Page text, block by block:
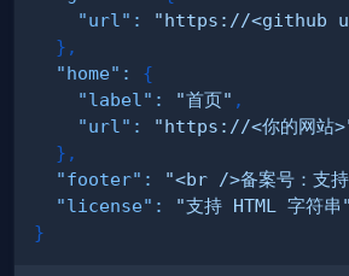
"url" :
"https://<github
} ,
"home" :
{
"label" : "首页" ,
"url" :
"https://<你的网站
} ,
"footer" : "<br />备案号：支持
"license" :
"支持 HTML 字符串"
}